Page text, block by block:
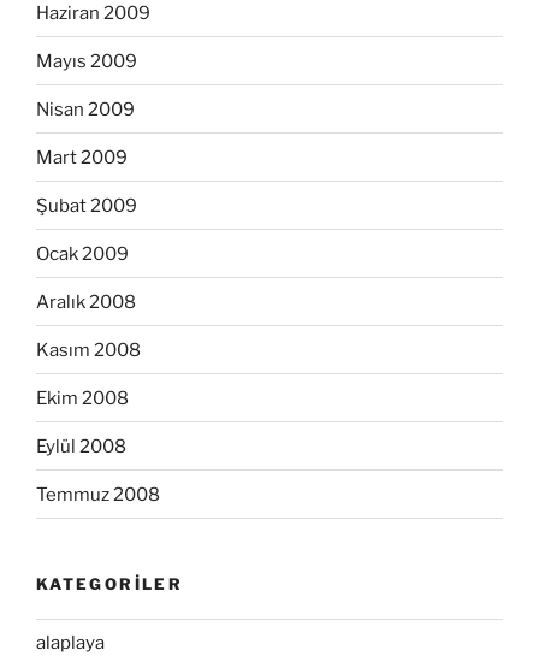
Haziran 2009
Mayıs 2009
Nisan 2009
Mart 2009
Şubat 2009
Ocak 2009
Aralık 2008
Kasım 2008
Ekim 2008
Eylül 2008
Temmuz 2008
KATEGORILER
alaplaya